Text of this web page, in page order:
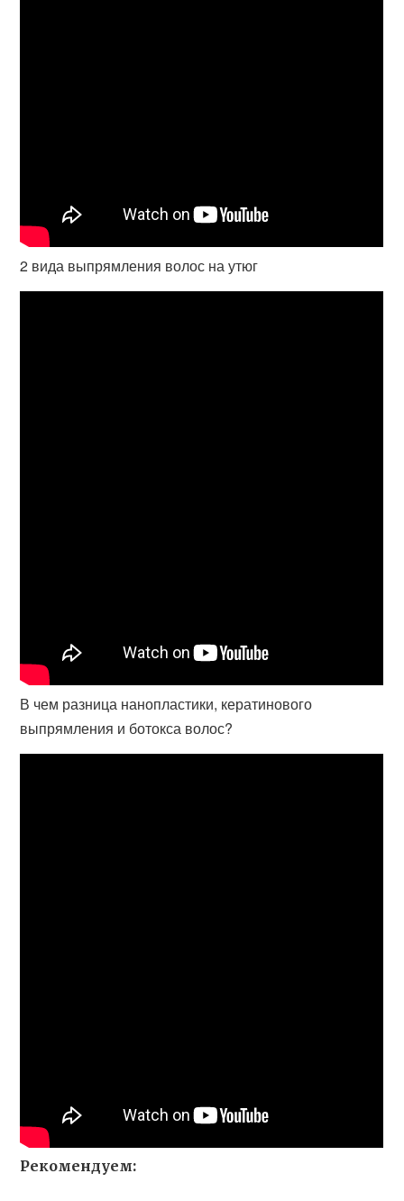
2 вида выпрямления волос на утюг
В чем разница нанопластики, кератинового
выпрямления и ботокса волос?
Рекомендуем: